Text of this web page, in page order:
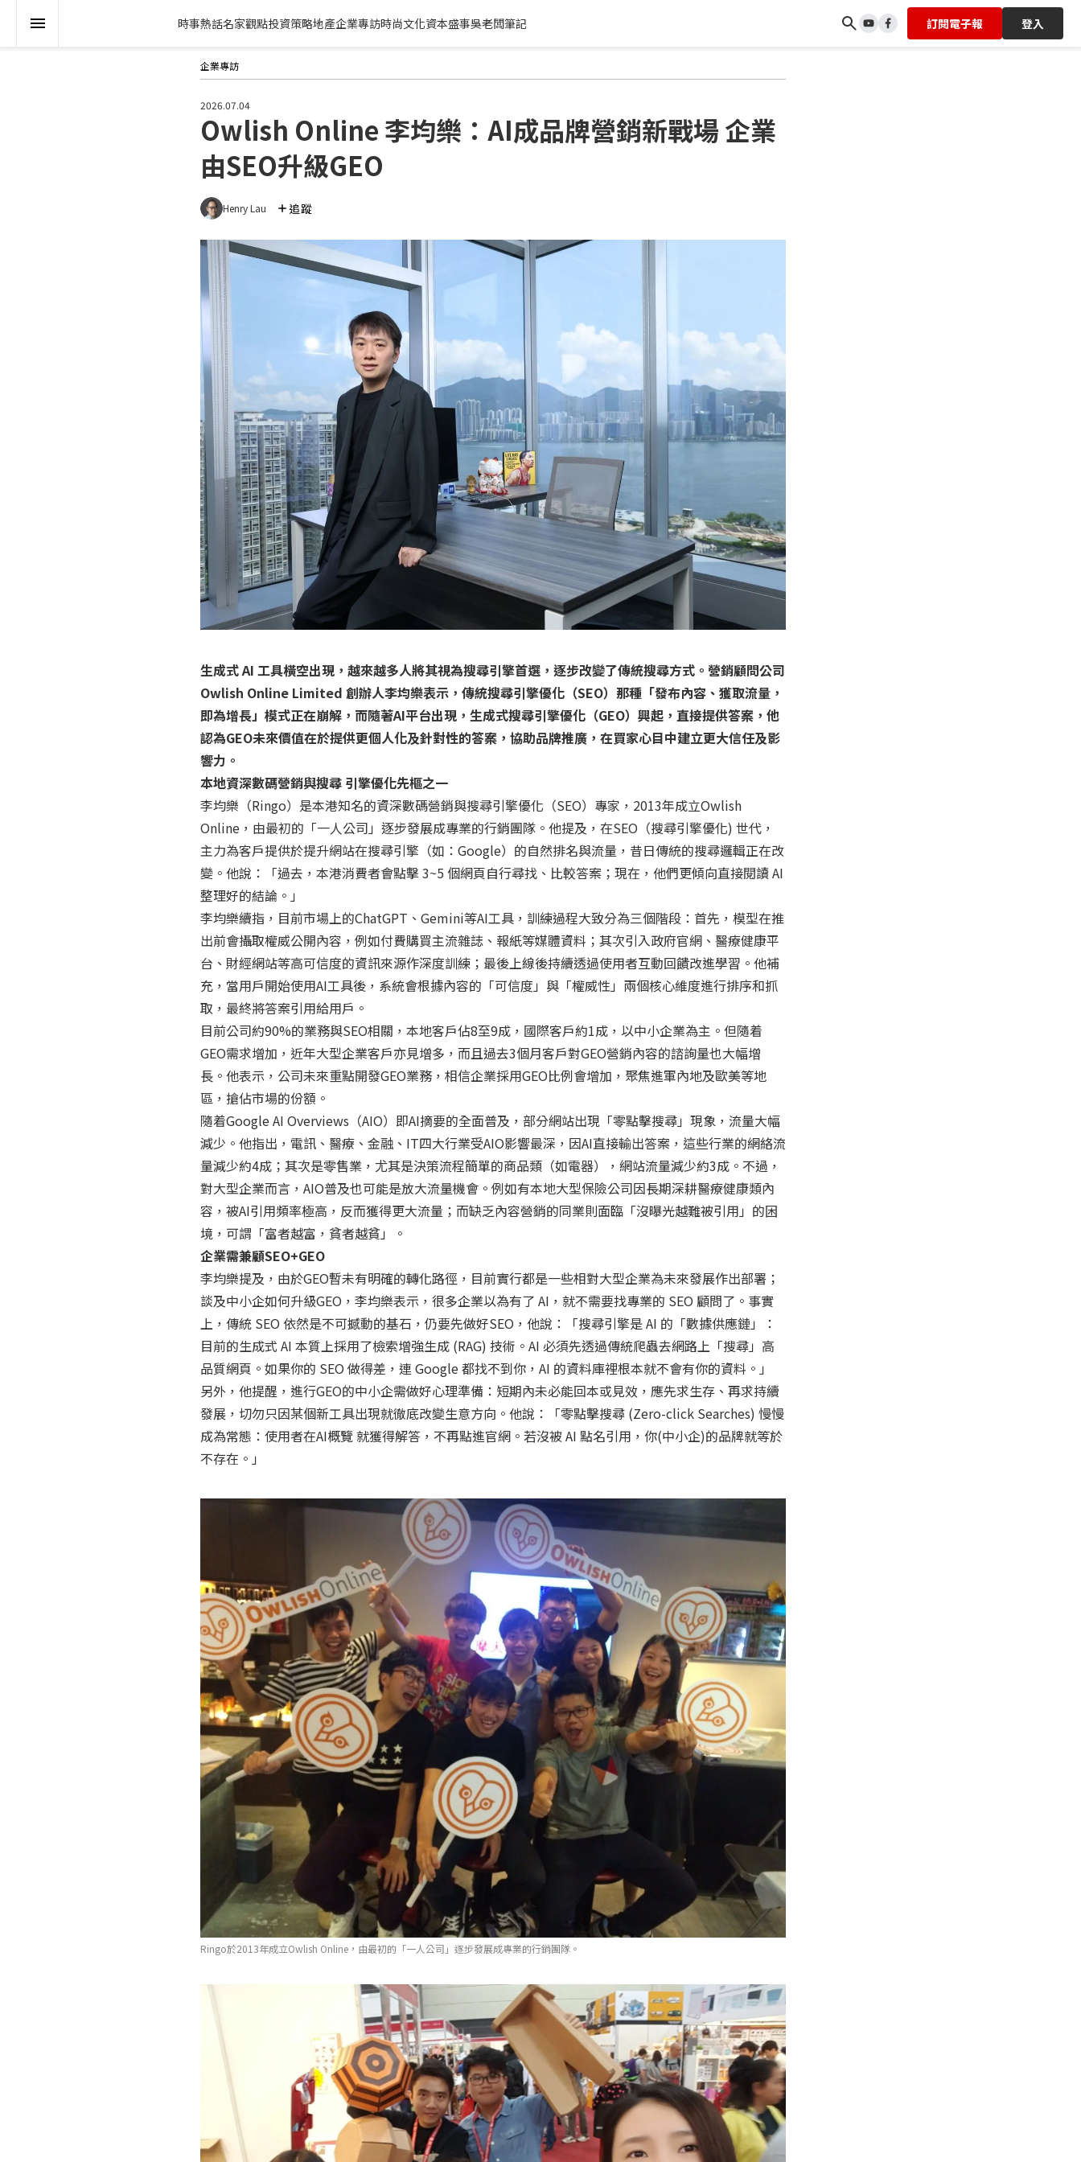
時事熱話名家觀點投資策略地產企業專訪時尚文化資本盛事吳老闆筆記 訂閱電子報 登入
企業專訪
2026.07.04
Owlish Online 李均樂：AI成品牌營銷新戰場 企業
由SEO升級GEO
Henry Lau 追蹤
生成式 AI 工具橫空出現，越來越多人將其視為搜尋引擎首選，逐步改變了傳統搜尋方式。營銷顧問公司
Owlish Online Limited 創辦人李均樂表示，傳統搜尋引擎優化（SEO）那種「發布內容、獲取流量，
即為增長」模式正在崩解，而隨著AI平台出現，生成式搜尋引擎優化（GEO）興起，直接提供答案，他
認為GEO未來價值在於提供更個人化及針對性的答案，協助品牌推廣，在買家心目中建立更大信任及影
響力。
本地資深數碼營銷與搜尋 引擎優化先樞之一
李均樂（Ringo）是本港知名的資深數碼營銷與搜尋引擎優化（SEO）專家，2013年成立Owlish
Online，由最初的「一人公司」逐步發展成專業的行銷團隊。他提及，在SEO（搜尋引擎優化) 世代，
主力為客戶提供於提升網站在搜尋引擎（如：Google）的自然排名與流量，昔日傳統的搜尋邏輯正在改
變。他說：「過去，本港消費者會點擊 3~5 個網頁自行尋找、比較答案；現在，他們更傾向直接閱讀 AI
整理好的結論。」
李均樂續指，目前市場上的ChatGPT、Gemini等AI工具，訓練過程大致分為三個階段：首先，模型在推
出前會攝取權威公開內容，例如付費購買主流雜誌、報紙等媒體資料；其次引入政府官網、醫療健康平
台、財經網站等高可信度的資訊來源作深度訓練；最後上線後持續透過使用者互動回饋改進學習。他補
充，當用戶開始使用AI工具後，系統會根據內容的「可信度」與「權威性」兩個核心維度進行排序和抓
取，最終將答案引用給用戶。
目前公司約90%的業務與SEO相關，本地客戶佔8至9成，國際客戶約1成，以中小企業為主。但隨着
GEO需求增加，近年大型企業客戶亦見增多，而且過去3個月客戶對GEO營銷內容的諮詢量也大幅增
長。他表示，公司未來重點開發GEO業務，相信企業採用GEO比例會增加，聚焦進軍內地及歐美等地
區，搶佔市場的份額。
隨着Google AI Overviews（AIO）即AI摘要的全面普及，部分網站出現「零點擊搜尋」現象，流量大幅
減少。他指出，電訊、醫療、金融、IT四大行業受AIO影響最深，因AI直接輸出答案，這些行業的網絡流
量減少約4成；其次是零售業，尤其是決策流程簡單的商品類（如電器），網站流量減少約3成。不過，
對大型企業而言，AIO普及也可能是放大流量機會。例如有本地大型保險公司因長期深耕醫療健康類內
容，被AI引用頻率極高，反而獲得更大流量；而缺乏內容營銷的同業則面臨「沒曝光越難被引用」的困
境，可謂「富者越富，貧者越貧」。
企業需兼顧SEO+GEO
李均樂提及，由於GEO暫未有明確的轉化路徑，目前實行都是一些相對大型企業為未來發展作出部署；
談及中小企如何升級GEO，李均樂表示，很多企業以為有了 AI，就不需要找專業的 SEO 顧問了。事實
上，傳統 SEO 依然是不可撼動的基石，仍要先做好SEO，他說：「搜尋引擎是 AI 的「數據供應鏈」：
目前的生成式 AI 本質上採用了檢索增強生成 (RAG) 技術。AI 必須先透過傳統爬蟲去網路上「搜尋」高
品質網頁。如果你的 SEO 做得差，連 Google 都找不到你，AI 的資料庫裡根本就不會有你的資料。」
另外，他提醒，進行GEO的中小企需做好心理準備：短期內未必能回本或見效，應先求生存、再求持續
發展，切勿只因某個新工具出現就徹底改變生意方向。他說：「零點擊搜尋 (Zero-click Searches) 慢慢
成為常態：使用者在AI概覽 就獲得解答，不再點進官網。若沒被 AI 點名引用，你(中小企)的品牌就等於
不存在。」
Ringo於2013年成立Owlish Online，由最初的「一人公司」逐步發展成專業的行銷團隊。